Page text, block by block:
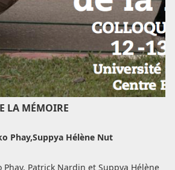
LA MÉMOIRE
Phay,Suppya Hélène Nut
Phay, Patrick Nardin et Suppya Hélène